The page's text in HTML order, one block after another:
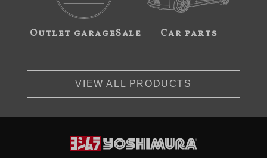
Outlet garageSale Car parts
VIEW ALL PRODUCTS